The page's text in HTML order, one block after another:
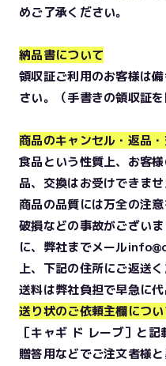
めご了承ください。
納品書について
領収証ご利用のお客様は
さい。（手書きの領収証を
商品のキャンセル・返品
食品という性質上、お客
品、交換はお受けできま
商品の品質には万全の注
破損などの事故がござい
に、弊社までメール
上、下記の住所にご返送く
送料は弊社負担で早急に
送り状のご依頼主欄につ
［キャギ ド レーブ］と記
贈答用などでご注文者様